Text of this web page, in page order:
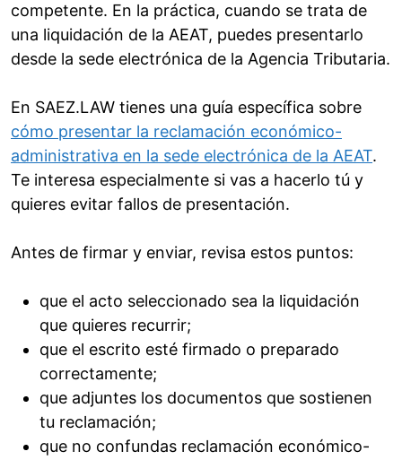
competente. En la práctica, cuando se trata de
una liquidación de la AEAT, puedes presentarlo
desde la sede electrónica de la Agencia Tributaria.
En SAEZ.LAW tienes una guía específica sobre
cómo presentar la reclamación económico-
administrativa en la sede electrónica de la AEAT.
Te interesa especialmente si vas a hacerlo tú y
quieres evitar fallos de presentación.
Antes de firmar y enviar, revisa estos puntos:
que el acto seleccionado sea la liquidación
que quieres recurrir;
que el escrito esté firmado o preparado
correctamente;
que adjuntes los documentos que sostienen
tu reclamación;
que no confundas reclamación económico-